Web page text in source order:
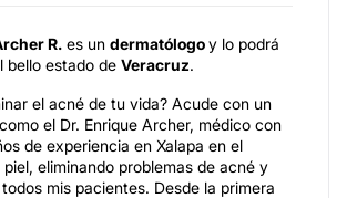
R. es un dermatólogoy lo podrá
bello estado de Veracruz.
el acné de tu vida? Acude con un
el Dr. Enrique Archer, médico con
de experiencia en Xalapa en el
eliminando problemas de acné y
mis pacientes. Desde la primera